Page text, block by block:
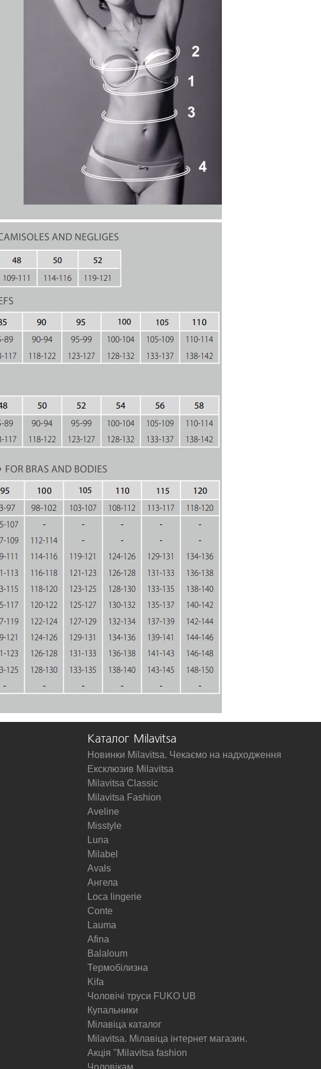
Каталог Milavitsa
Новинки Milavitsa. Чекаємо на надходження
Ексклюзив Milavitsa
Milavitsa Classic
Milavitsa Fashion
Aveline
Misstyle
Luna
Milabel
Avals
Ангела
Loca lingerie
Conte
Lauma
Afina
Balaloum
Термобілизна
Kifa
Чоловічі труси FUKO UB
Купальники
Мілавіца каталог
Milavitsa. Мілавіца інтернет магазин.
Акція "Milavitsa fashion
Чоловікам